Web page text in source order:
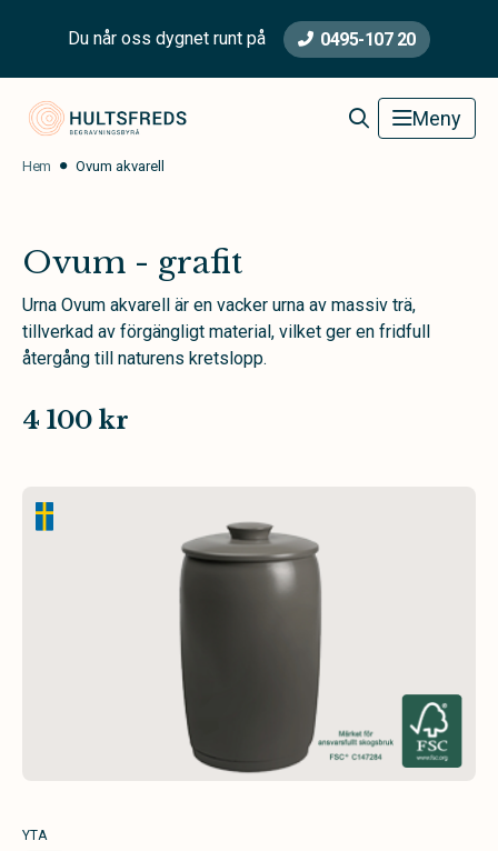
Du når oss dygnet runt på 0495-107 20
Hultsfred Begravningsbyrå Meny
Hem Ovum akvarell
Ovum - grafit
Urna Ovum akvarell är en vacker urna av massiv trä,
tillverkad av förgängligt material, vilket ger en fridfull
återgång till naturens kretslopp.
4 100 kr
YTA